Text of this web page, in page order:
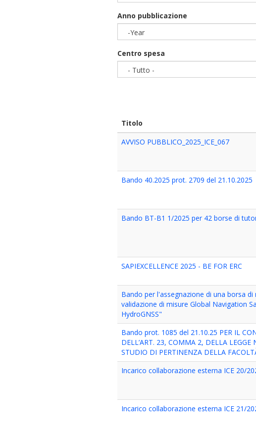
Anno pubblicazione
-Year
Centro spesa
- Tutto -
Titolo
AVVISO PUBBLICO_2025_ICE_067
Bando 40.2025 prot. 2709 del 21.10.2025
Bando BT-B1 1/2025 per 42 borse di
SAPIEXCELLENCE 2025 - BE FOR ERC
Bando per l'assegnazione di una borsa
validazione di misure Global Navigation
HydroGNSS"
Bando prot. 1085 del 21.10.25 PER IL
DELL’ART. 23, COMMA 2, DELLA
STUDIO DI PERTINENZA DELLA
Incarico collaborazione esterna ICE 20/
Incarico collaborazione esterna ICE 21/